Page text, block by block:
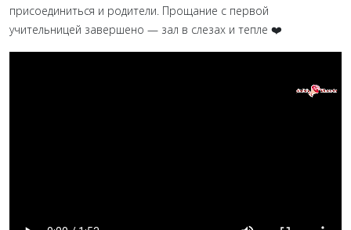
присоединиться и родители. Прощание с первой
учительницей завершено — зал в слезах и тепле ❤️